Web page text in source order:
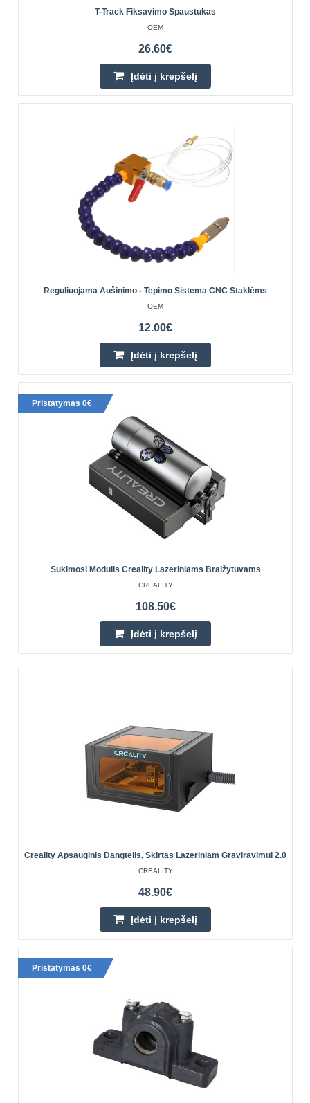
T-Track fiksavimo spaustukas
Šis T-Track spaustuvas yra puikus priedas prie bet kokio
darbo stalo. Jis gali būti naudojamas CNC frezavimo
staklėse, kad užfiksuoti apdirbamą medžiagą.Pakuotė..
Parduotuvėje Vilniuje YRA
Pridėti prie pageidavimų sąrašo
Oro srauto reguliuojama aušinimo skysčio tepimo
tekinimo staklėms.Specifikacija:Tinkamas metalo
Parduotuvėje Vilniuje YRA
Parduotuvėje Kaune YRA
Centriniame Sandėlyje NĖRA
Įdėti į krepšelį
Sukimosi modulis Creality lazeriniams braižytuvams
Šis modulis išplečia lazerinio braižytuvo galimybes
T-Track Fiksavimo Spaustukas
OEM
26.60€
Įdėti į krepšelį
Reguliuojama Aušinimo - Tepimo Sistema CNC Staklėms
OEM
12.00€
Įdėti į krepšelį
Pristatymas 0€
Sukimosi Modulis Creality Lazeriniams Braižytuvams
CREALITY
108.50€
Įdėti į krepšelį
Creality Apsauginis Dangtelis, Skirtas Lazeriniam Graviravimui 2.0
CREALITY
48.90€
Įdėti į krepšelį
Pristatymas 0€